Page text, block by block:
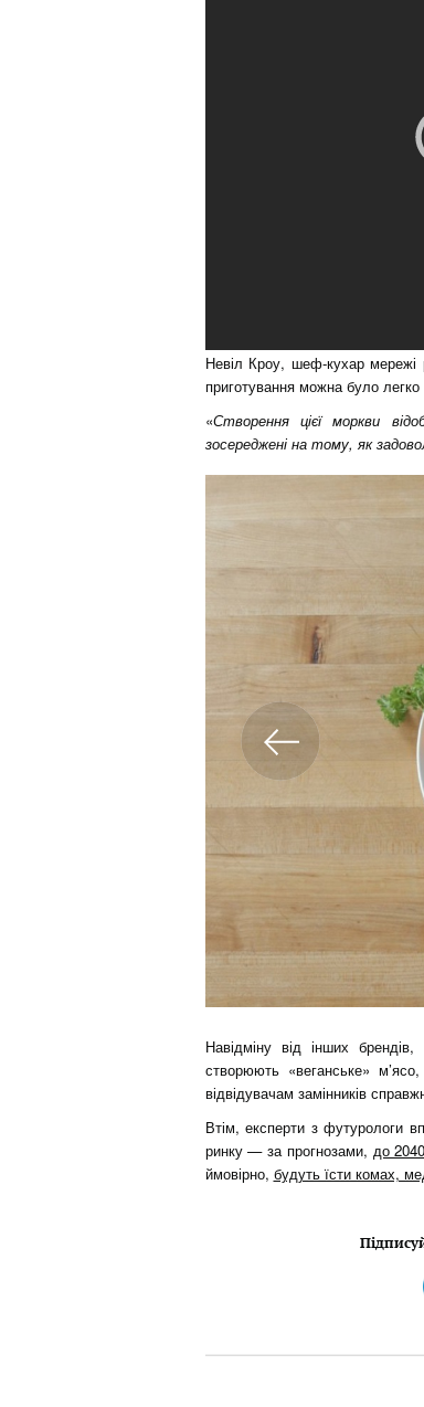
Невіл Кроу, шеф-кухар мережі
приготування можна було
«Створення цієї моркви
зосереджені на тому, як
Навідміну від інших
створюють «веганське»
відвідувачам замінників
Втім, експерти з футурологи
ринку — за прогнозами, до
ймовірно, будуть їсти комах,